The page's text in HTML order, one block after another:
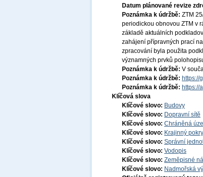
Datum plánované revize
Poznámka k údržbě: ZTM
periodickou obnovou ZTM v
základě aktuálních
zahájení přípravných prací
zpracování byla použita
významných prvků
Poznámka k údržbě: V
Poznámka k údržbě: https://
Poznámka k údržbě: https://
Klíčová slova
Klíčové slovo: Budovy
Klíčové slovo: Dopravní sítě
Klíčové slovo: Chráněná
Klíčové slovo: Krajinný
Klíčové slovo: Správní
Klíčové slovo: Vodopis
Klíčové slovo: Zeměpisné
Klíčové slovo: Nadmořská